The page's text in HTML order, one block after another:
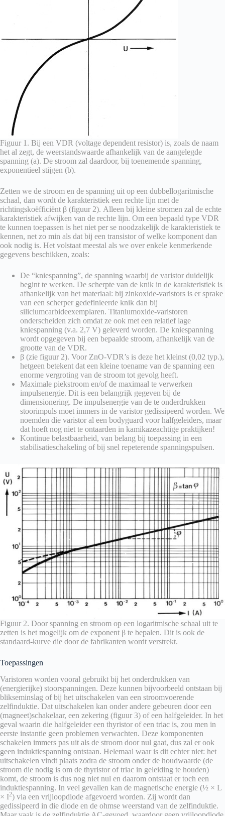
Figuur 1. Bij een VDR (voltage dependent resistor) is, zoals de naam
het al zegt, de weerstandswaarde afhankelijk van de aangelegde
spanning (a). De stroom zal daardoor, bij toenemende spanning,
exponentieel stijgen (b).
Zetten we de stroom en de spanning uit op een dubbellogaritmische
schaal, dan wordt de karakteristiek een rechte lijn met de
richtingskoëfficiënt β (figuur 2). Alleen bij kleine stromen zal de echte
karakteristiek afwijken van de rechte lijn. Om een bepaald type VDR
te kunnen toepassen is het niet per se noodzakelijk de karakteristiek te
kennen, net zo min als dat bij een transistor of welke komponent dan
ook nodig is. Het volstaat meestal als we over enkele kenmerkende
gegevens beschikken, zoals:
De “kniespanning”, de spanning waarbij de varistor duidelijk
begint te werken. De scherpte van de knik in de karakteristiek is
afhankelijk van het materiaal: bij zinkoxide-varistors is er sprake
van een scherper gedefinieerde knik dan bij
siliciumcarbideexemplaren. Titaniumoxide-varistoren
onderscheiden zich omdat ze ook met een relatief lage
kniespanning (v.a. 2,7 V) geleverd worden. De kniespanning
wordt opgegeven bij een bepaalde stroom, afhankelijk van de
grootte van de VDR.
β (zie figuur 2). Voor ZnO-VDR’s is deze het kleinst (0,02 typ.),
hetgeen betekent dat een kleine toename van de spanning een
enorme vergroting van de stroom tot gevolg heeft.
Maximale piekstroom en/of de maximaal te verwerken
impulsenergie. Dit is een belangrijk gegeven bij de
dimensionering. De impulsenergie van de te onderdrukken
stoorimpuls moet immers in de varistor gedissipeerd worden. We
noemden die varistor al een bodyguard voor halfgeleiders, maar
dat hoeft nog niet te ontaarden in kamikazeachtige praktijken!
Kontinue belastbaarheid, van belang bij toepassing in een
stabilisatieschakeling of bij snel repeterende spanningspulsen.
Figuur 2. Door spanning en stroom op een logaritmische schaal uit te
zetten is het mogelijk om de exponent β te bepalen. Dit is ook de
standaard-kurve die door de fabrikanten wordt verstrekt.
Toepassingen
Varistoren worden vooral gebruikt bij het onderdrukken van
(energierijke) stoorspanningen. Deze kunnen bijvoorbeeld ontstaan bij
blikseminslag of bij het uitschakelen van een stroomvoerende
zelfinduktie. Dat uitschakelen kan onder andere gebeuren door een
(magneet)schakelaar, een zekering (figuur 3) of een halfgeleider. In het
geval waarin die halfgeleider een thyristor of een triac is, zou men in
eerste instantie geen problemen verwachten. Deze komponenten
schakelen immers pas uit als de stroom door nul gaat, dus zal er ook
geen induktiespanning ontstaan. Helemaal waar is dit echter niet: het
uitschakelen vindt plaats zodra de stroom onder de houdwaarde (de
stroom die nodig is om de thyristor of triac in geleiding te houden)
komt, de stroom is dus nog niet nul en daarom ontstaat er toch een
induktiespanning. In veel gevallen kan de magnetische energie (½ × L
× I2) via een vrijloopdiode afgevoerd worden. Zij wordt dan
gedissipeerd in die diode en de ohmse weerstand van de zelfinduktie.